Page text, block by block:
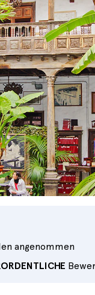
angenommen